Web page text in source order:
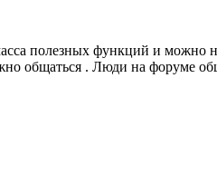
полезных функций и можно
общаться . Люди на форуме